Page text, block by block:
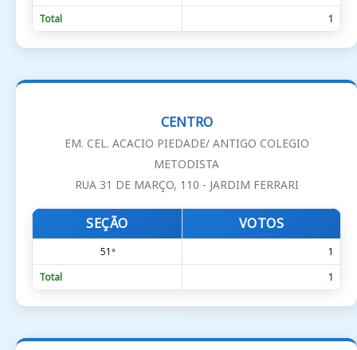
Total
1
CENTRO
EM. CEL. ACACIO PIEDADE/ ANTIGO COLEGIO
METODISTA
RUA 31 DE MARÇO, 110 - JARDIM FERRARI
SEÇÃO VOTOS
51ª
1
Total
1